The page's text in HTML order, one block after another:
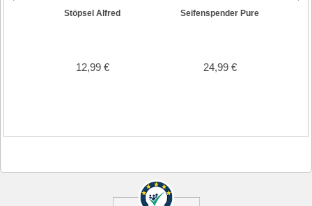
Stöpsel Alfred
12,99 €
Seifenspender Pure
24,99 €